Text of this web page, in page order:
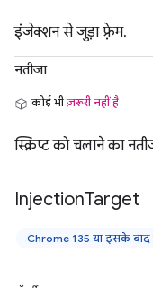
इंजेक्शन से जुड़ा फ़्रेम.
नतीजा
कोई भीज़रूरी नहीं है
स्क्रिप्ट को चलाने का
InjectionTarget
Chrome 135 या इसके बाद